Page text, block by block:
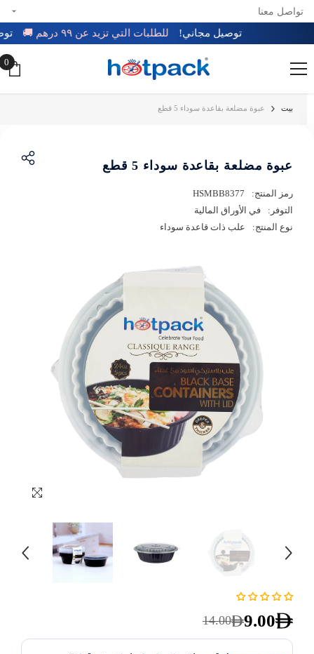
تخطي إلى المحتوى
تواصل معنا
توصيل مجاني! للطلبات التي تزيد عن ٩٩ درهم 🚚
0
0
بيت عبوة مضلعة بقاعدة سوداء 5 قطع
عبوة مضلعة بقاعدة سوداء 5 قطع
رمز المنتج:
HSMBB8377
التوفر:
في الأوراق المالية
نوع المنتج:
علب ذات قاعدة سوداء
14.00 9.00